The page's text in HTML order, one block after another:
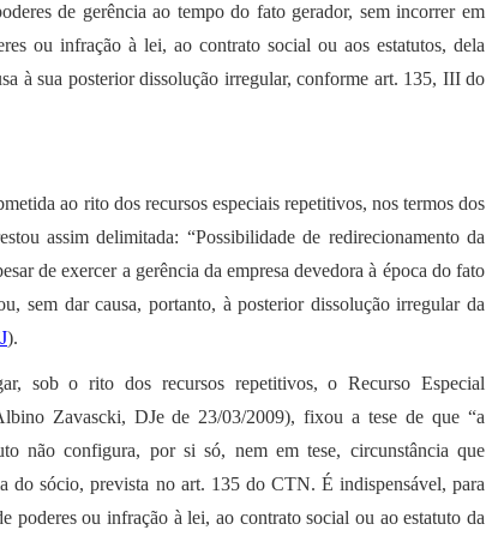
de gerência ao tempo do fato gerador, sem incorrer em
ou infração à lei, ao contrato social ou aos estatutos, dela
à sua posterior dissolução irregular, conforme art. 135, III do
ao rito dos recursos especiais repetitivos, nos termos dos
assim delimitada: “Possibilidade de redirecionamento da
de exercer a gerência da empresa devedora à época do fato
sem dar causa, portanto, à posterior dissolução irregular da
).
sob o rito dos recursos repetitivos, o Recurso Especial
Zavascki, DJe de 23/03/2009), fixou a tese de que “a
não configura, por si só, nem em tese, circunstância que
do sócio, prevista no art. 135 do CTN. É indispensável, para
poderes ou infração à lei, ao contrato social ou ao estatuto da